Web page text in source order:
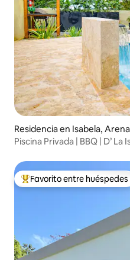
Residencia en Isabela,
Piscina Privada | BBQ | D’ La
De los mejores en Favorito
Favorito entre huéspedes